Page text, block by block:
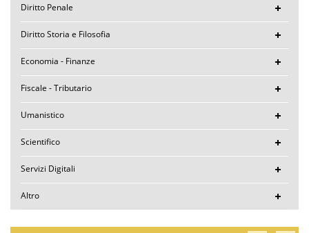
Diritto Penale
Diritto Storia e Filosofia
Economia - Finanze
Fiscale - Tributario
Umanistico
Scientifico
Servizi Digitali
Altro